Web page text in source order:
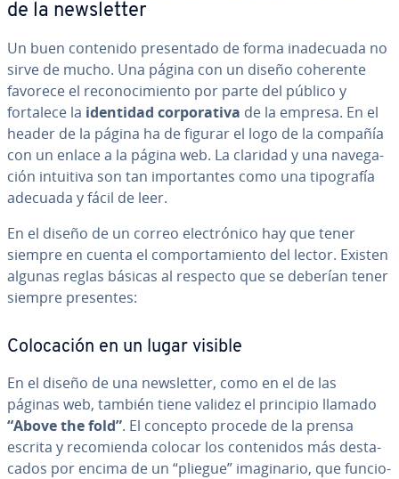
de la ne­w­s­le­t­ter
Un buen contenido pre­se­n­ta­do de forma inade­cua­da no
sirve de mucho. Una página con un diseño coherente
favorece el re­co­no­ci­mie­n­to por parte del público y
fortalece la identidad co­r­po­ra­ti­va de la empresa. En el
header de la página ha de figurar el logo de la compañía
con un enlace a la página web. La claridad y una na­ve­ga­
ción intuitiva son tan im­po­r­ta­n­tes como una ti­po­gra­fía
adecuada y fácil de leer.
En el diseño de un correo ele­c­tró­ni­co hay que tener
siempre en cuenta el co­m­po­r­ta­mie­n­to del lector. Existen
algunas reglas básicas al respecto que se deberían tener
siempre presentes:
Co­lo­ca­ción en un lugar visible
En el diseño de una ne­w­s­le­t­ter, como en el de las
páginas web, también tiene validez el principio llamado
“Above the fold”. El concepto procede de la prensa
escrita y re­co­mie­n­da colocar los co­n­te­ni­dos más de­s­ta­
ca­dos por encima de un “pliegue” ima­gi­na­rio, que fu­n­cio­